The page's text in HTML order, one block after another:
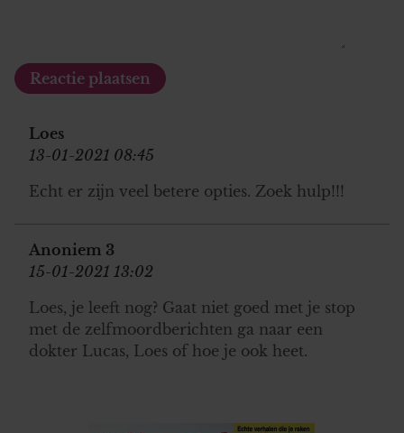
Loes
13-01-2021 08:45
Echt er zijn veel betere opties. Zoek hulp!!!
Anoniem 3
15-01-2021 13:02
Loes, je leeft nog? Gaat niet goed met je stop
met de zelfmoordberichten ga naar een
dokter Lucas, Loes of hoe je ook heet.